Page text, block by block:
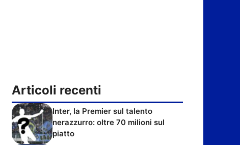
Articoli recenti
Inter, la Premier sul talento
nerazzurro: oltre 70 milioni sul
piatto